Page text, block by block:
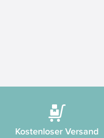
Kostenloser Versand